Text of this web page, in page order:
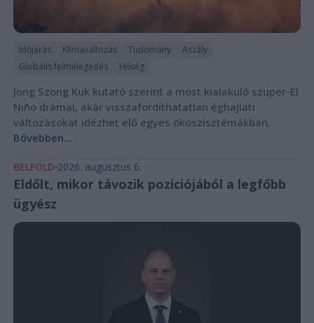
Időjárás Klímaváltozás Tudomány
Aszály
Globális felmelegedés
Hőség
Jong Szong Kuk kutató szerint a most kialakuló szuper-El
Niño drámai, akár visszafordíthatatlan éghajlati
változásokat idézhet elő egyes ökoszisztémákban.
Bővebben...
BELFÖLD 2026. augusztus 6.
Eldőlt, mikor távozik pozíciójából a legfőbb
ügyész